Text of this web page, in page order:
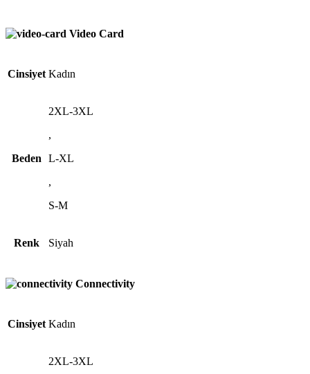
Video Card
Cinsiyet Kadın
Beden
2XL-3XL
,
L-XL
,
S-M
Renk Siyah
Connectivity
Cinsiyet Kadın
2XL-3XL